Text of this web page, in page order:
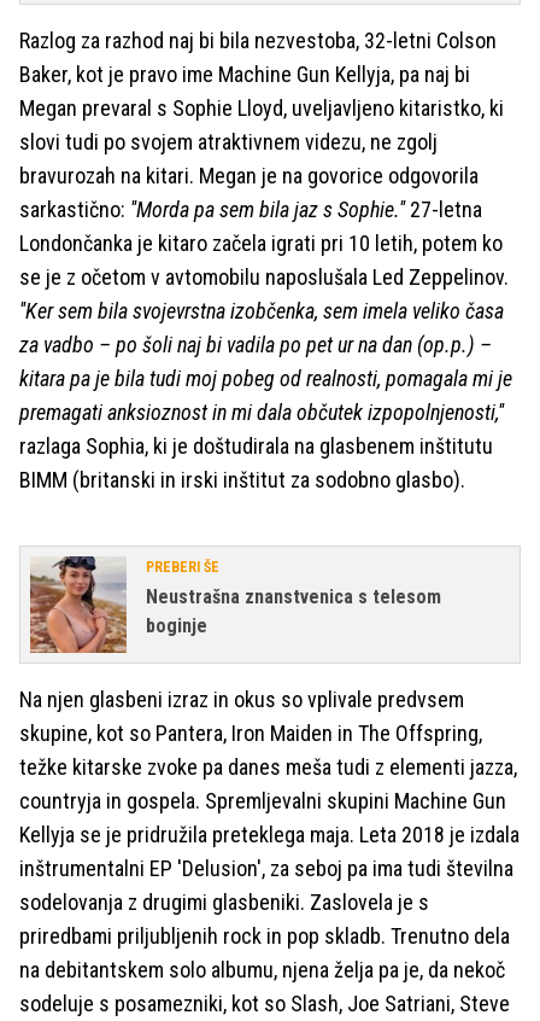
Razlog za razhod naj bi bila nezvestoba, 32-letni Colson
Baker, kot je pravo ime Machine Gun Kellyja, pa naj bi
Megan prevaral s Sophie Lloyd, uveljavljeno kitaristko, ki
slovi tudi po svojem atraktivnem videzu, ne zgolj
bravurozah na kitari. Megan je na govorice odgovorila
sarkastično: ''Morda pa sem bila jaz s Sophie.''27-letna
Londončanka je kitaro začela igrati pri 10 letih, potem ko
se je z očetom v avtomobilu naposlušala Led Zeppelinov.
''Ker sem bila svojevrstna izobčenka, sem imela veliko časa
za vadbo – po šoli naj bi vadila po pet ur na dan (op.p.) –
kitara pa je bila tudi moj pobeg od realnosti, pomagala mi je
premagati anksioznost in mi dala občutek izpopolnjenosti,''
razlaga Sophia, ki je doštudirala na glasbenem inštitutu
BIMM (britanski in irski inštitut za sodobno glasbo).
PREBERI ŠE
Neustrašna znanstvenica s telesom
boginje
Na njen glasbeni izraz in okus so vplivale predvsem
skupine, kot so Pantera, Iron Maiden in The Offspring,
težke kitarske zvoke pa danes meša tudi z elementi jazza,
countryja in gospela. Spremljevalni skupini Machine Gun
Kellyja se je pridružila preteklega maja. Leta 2018 je izdala
inštrumentalni EP 'Delusion', za seboj pa ima tudi številna
sodelovanja z drugimi glasbeniki. Zaslovela je s
priredbami priljubljenih rock in pop skladb. Trenutno dela
na debitantskem solo albumu, njena želja pa je, da nekoč
sodeluje s posamezniki, kot so Slash, Joe Satriani, Steve